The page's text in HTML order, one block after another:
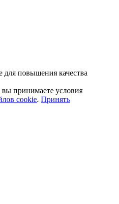
повышения качества
принимаете условия
cookie. Принять